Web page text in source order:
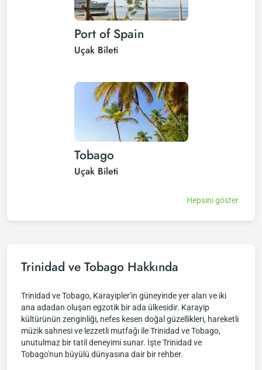
Port of Spain
Uçak Bileti
Tobago
Uçak Bileti
Hepsini göster
Trinidad ve Tobago Hakkında
Trinidad ve Tobago, Karayipler'in güneyinde yer alan ve iki
ana adadan oluşan egzotik bir ada ülkesidir. Karayip
kültürünün zenginliği, nefes kesen doğal güzellikleri, hareketli
müzik sahnesi ve lezzetli mutfağı ile Trinidad ve Tobago,
unutulmaz bir tatil deneyimi sunar. İşte Trinidad ve
Tobago'nun büyülü dünyasına dair bir rehber.